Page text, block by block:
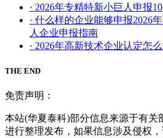
· 2026年专精特新小巨人申报
· 什么样的企业能够申报2026
人企业申报指南
· 2026年高新技术企业认定怎
THE END
免责声明：
本站(华夏泰科)部分信息来源于有关
进行整理发布，如果信息涉及侵权